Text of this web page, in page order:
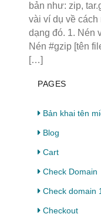
bản như: zip,
vài ví dụ về
dạng đó. 1. Nén
Nén #gzip [tên
[…]
PAGES
Bản khai tên
Blog
Cart
Check Domain
Check domain 1
Checkout